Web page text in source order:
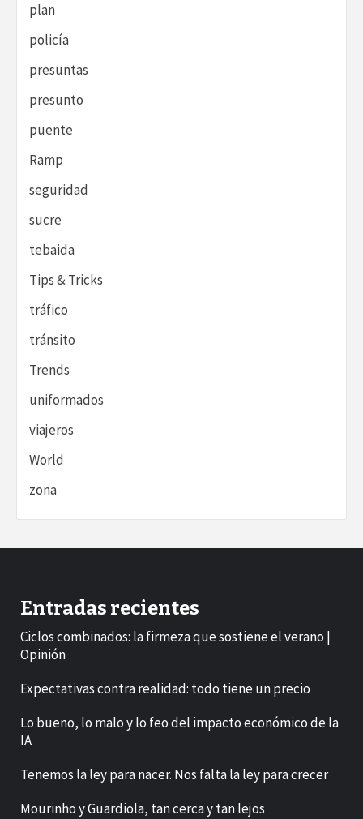
plan
policía
presuntas
presunto
puente
Ramp
seguridad
sucre
tebaida
Tips & Tricks
tráfico
tránsito
Trends
uniformados
viajeros
World
zona
Entradas recientes
Ciclos combinados: la firmeza que sostiene el verano |
Opinión
Expectativas contra realidad: todo tiene un precio
Lo bueno, lo malo y lo feo del impacto económico de la
IA
Tenemos la ley para nacer. Nos falta la ley para crecer
Mourinho y Guardiola, tan cerca y tan lejos